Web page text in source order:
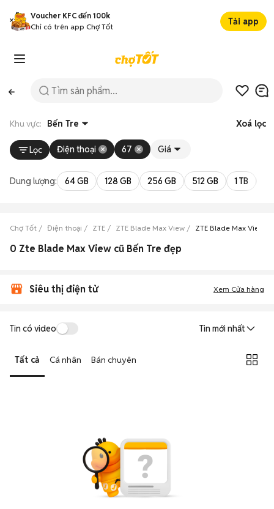
Voucher KFC đến 100k
Chỉ có trên app Chợ Tốt
Tải app
Khu vực: Bến Tre Xoá lọc
Lọc Điện thoại 67 Giá
Dung lượng: 64 GB 128 GB 256 GB 512 GB 1 TB
Chợ Tốt Điện thoại ZTE ZTE Blade Max View ZTE Blade Max View
0 Zte Blade Max View cũ Bến Tre đẹp
Siêu thị điện tử Xem Cửa hàng
Tin có video Tin mới nhất
Tất cả Cá nhân Bán chuyên